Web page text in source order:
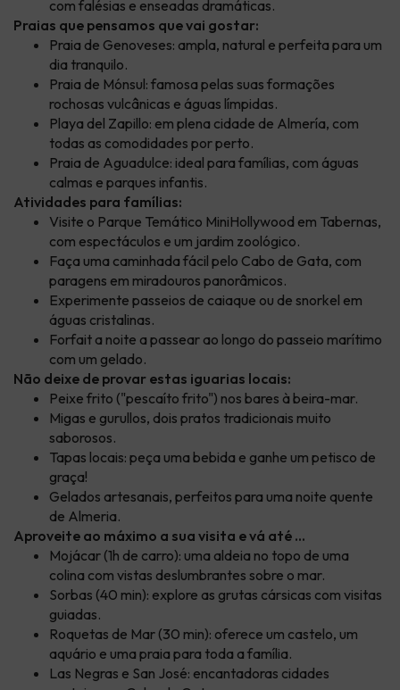
com falésias e enseadas dramáticas.
Praias que pensamos que vai gostar:
Praia de Genoveses: ampla, natural e perfeita para um
dia tranquilo.
Praia de Mónsul: famosa pelas suas formações
rochosas vulcânicas e águas límpidas.
Playa del Zapillo: em plena cidade de Almería, com
todas as comodidades por perto.
Praia de Aguadulce: ideal para famílias, com águas
calmas e parques infantis.
Atividades para famílias:
Visite o Parque Temático MiniHollywood em Tabernas,
com espectáculos e um jardim zoológico.
Faça uma caminhada fácil pelo Cabo de Gata, com
paragens em miradouros panorâmicos.
Experimente passeios de caiaque ou de snorkel em
águas cristalinas.
Forfait a noite a passear ao longo do passeio marítimo
com um gelado.
Não deixe de provar estas iguarias locais:
Peixe frito ("pescaíto frito") nos bares à beira-mar.
Migas e gurullos, dois pratos tradicionais muito
saborosos.
Tapas locais: peça uma bebida e ganhe um petisco de
graça!
Gelados artesanais, perfeitos para uma noite quente
de Almeria.
Aproveite ao máximo a sua visita e vá até ...
Mojácar (1h de carro): uma aldeia no topo de uma
colina com vistas deslumbrantes sobre o mar.
Sorbas (40 min): explore as grutas cársicas com visitas
guiadas.
Roquetas de Mar (30 min): oferece um castelo, um
aquário e uma praia para toda a família.
Las Negras e San José: encantadoras cidades